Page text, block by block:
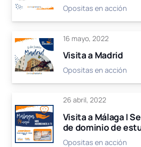
Opositas en acción
16 mayo, 2022
Visita a Madrid
Opositas en acción
26 abril, 2022
Visita a Málaga |
de dominio de
Opositas en acción